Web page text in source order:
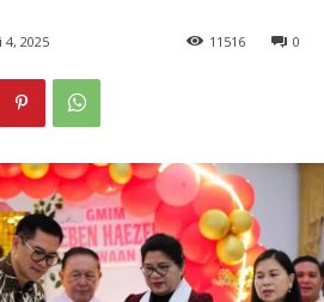
4, 2025 0
11 516